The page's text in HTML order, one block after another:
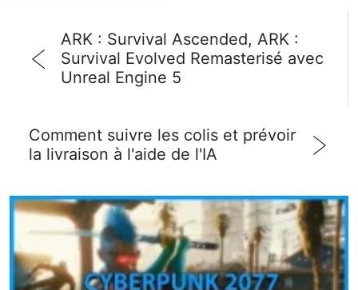
ARK : Survival Ascended, ARK :
Survival Evolved Remasterisé avec
Unreal Engine 5
Comment suivre les colis et prévoir
la livraison à l'aide de l'IA